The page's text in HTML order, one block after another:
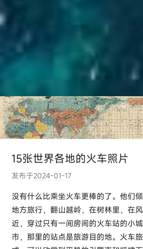
15张世界各地的火车照片
发布于2024-01-17
:
e
l
u
没有什么比乘坐火车更棒的了。他们
地方旅行，翻山越岭，在树林里，在
近，穿过只有一间房间的火车站的小
市，那里的站点是旅游目的地。火车